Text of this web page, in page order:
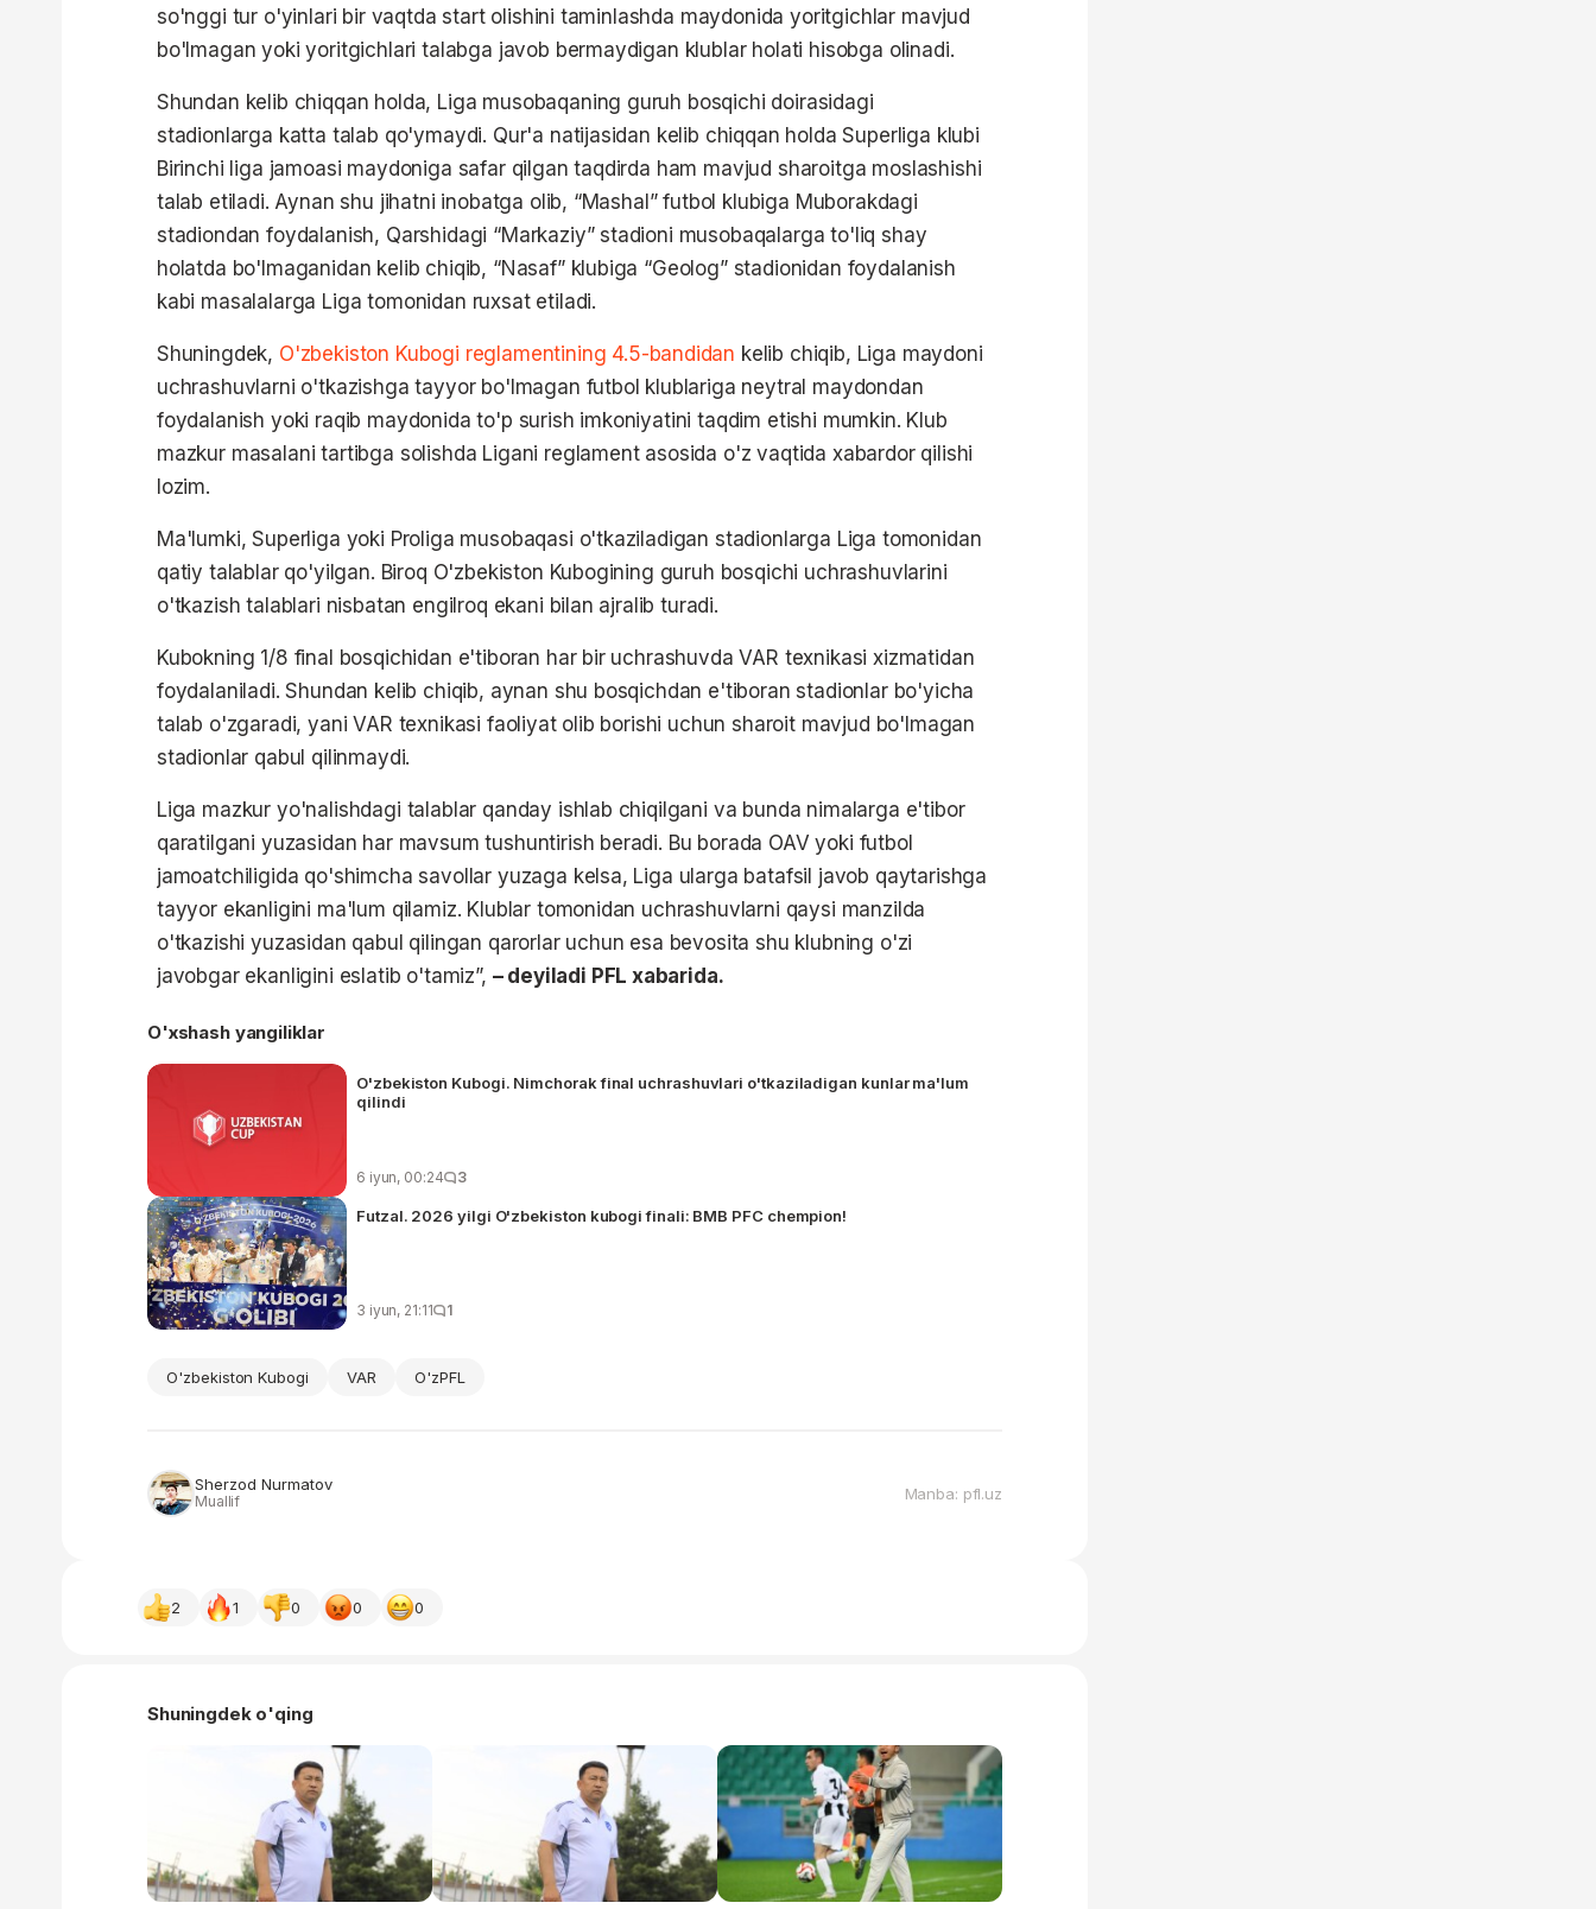
so'nggi tur o'yinlari bir vaqtda start olishini taminlashda maydonida yoritgichlar mavjud
bo'lmagan yoki yoritgichlari talabga javob bermaydigan klublar holati hisobga olinadi.
Shundan kelib chiqqan holda, Liga musobaqaning guruh bosqichi doirasidagi
stadionlarga katta talab qo'ymaydi. Qur'a natijasidan kelib chiqqan holda Superliga klubi
Birinchi liga jamoasi maydoniga safar qilgan taqdirda ham mavjud sharoitga moslashishi
talab etiladi. Aynan shu jihatni inobatga olib, “Mashal” futbol klubiga Muborakdagi
stadiondan foydalanish, Qarshidagi “Markaziy” stadioni musobaqalarga to'liq shay
holatda bo'lmaganidan kelib chiqib, “Nasaf” klubiga “Geolog” stadionidan foydalanish
kabi masalalarga Liga tomonidan ruxsat etiladi.
Shuningdek, O'zbekiston Kubogi reglamentining 4.5-bandidan kelib chiqib, Liga maydoni
uchrashuvlarni o'tkazishga tayyor bo'lmagan futbol klublariga neytral maydondan
foydalanish yoki raqib maydonida to'p surish imkoniyatini taqdim etishi mumkin. Klub
mazkur masalani tartibga solishda Ligani reglament asosida o'z vaqtida xabardor qilishi
lozim.
Ma'lumki, Superliga yoki Proliga musobaqasi o'tkaziladigan stadionlarga Liga tomonidan
qatiy talablar qo'yilgan. Biroq O'zbekiston Kubogining guruh bosqichi uchrashuvlarini
o'tkazish talablari nisbatan engilroq ekani bilan ajralib turadi.
Kubokning 1/8 final bosqichidan e'tiboran har bir uchrashuvda VAR texnikasi xizmatidan
foydalaniladi. Shundan kelib chiqib, aynan shu bosqichdan e'tiboran stadionlar bo'yicha
talab o'zgaradi, yani VAR texnikasi faoliyat olib borishi uchun sharoit mavjud bo'lmagan
stadionlar qabul qilinmaydi.
Liga mazkur yo'nalishdagi talablar qanday ishlab chiqilgani va bunda nimalarga e'tibor
qaratilgani yuzasidan har mavsum tushuntirish beradi. Bu borada OAV yoki futbol
jamoatchiligida qo'shimcha savollar yuzaga kelsa, Liga ularga batafsil javob qaytarishga
tayyor ekanligini ma'lum qilamiz. Klublar tomonidan uchrashuvlarni qaysi manzilda
o'tkazishi yuzasidan qabul qilingan qarorlar uchun esa bevosita shu klubning o'zi
javobgar ekanligini eslatib o'tamiz”, – deyiladi PFL xabarida.
O'xshash yangiliklar
O'zbekiston Kubogi. Nimchorak final uchrashuvlari o'tkaziladigan kunlar ma'lum
qilindi
6 iyun, 00:24 3
Futzal. 2026 yilgi O'zbekiston kubogi finali: BMB PFC chempion!
3 iyun, 21:11 1
O'zbekiston Kubogi VAR O'zPFL
Sherzod Nurmatov
Muallif Manba: pfl.uz
2 1 0 0 0
Shuningdek o'qing